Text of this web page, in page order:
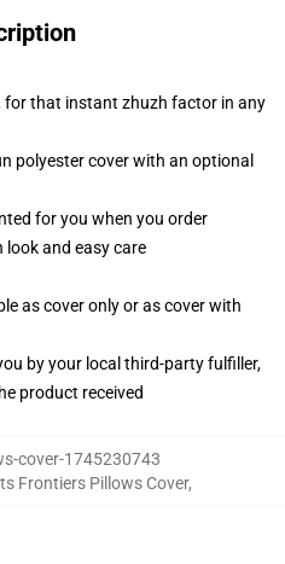
that instant zhuzh factor in any
polyester cover with an optional
for you when you order
look and easy care
as cover only or as cover with
by your local third-party fulfiller,
product received
cover-1745230743
Frontiers Pillows Cover,